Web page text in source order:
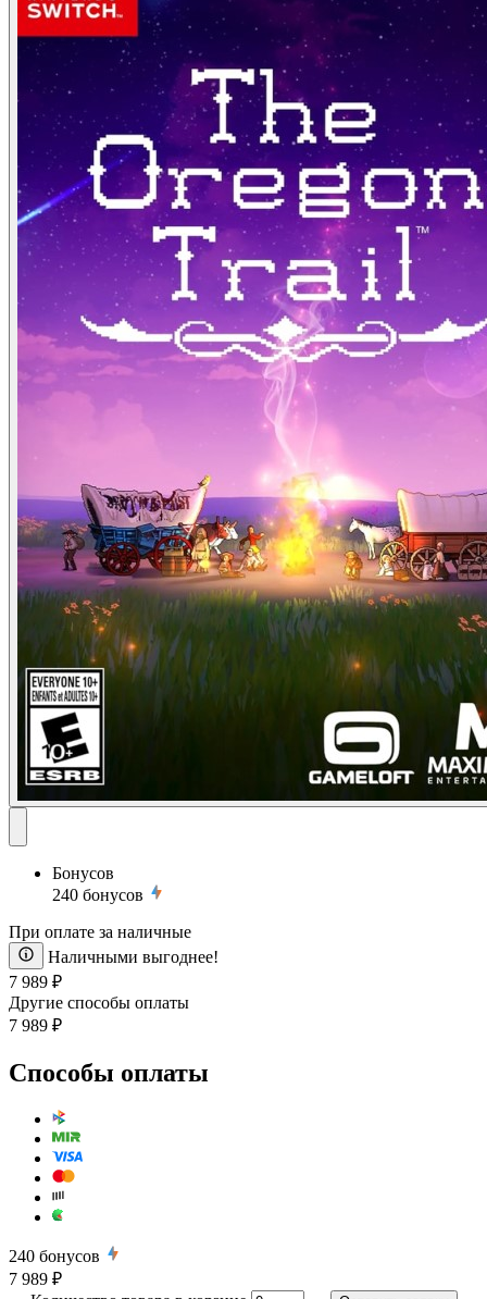
Бонусов
240 бонусов
При оплате за наличные
Наличными выгоднее!
7 989 ₽
Другие способы оплаты
7 989 ₽
Способы оплаты
240 бонусов
7 989 ₽